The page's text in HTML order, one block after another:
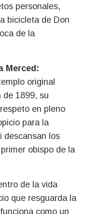
personales,
bicicleta de Don
de la
Merced:
original
de 1899, su
en pleno
para la
descansan los
obispo de la
de la vida
que resguarda la
como un